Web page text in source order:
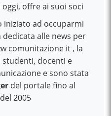
offre ai suoi soci
iniziato ad occuparmi
dedicata alle news per
comunitazione it , la
docenti e
e sono stata
del portale fino al
2005